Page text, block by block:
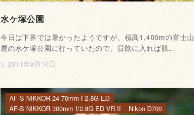
水ケ塚公園
今日は下界では暑かったようですが、標高1,400mの富士山
麓の水ケ塚公園に行っていたので、日陰に入れば肌…
2011年9月10日
AF-S NIKKOR 24-70mm F2.8G ED
AF-S NIKKOR 300mm f/2.8G ED VR II
Nikon D700